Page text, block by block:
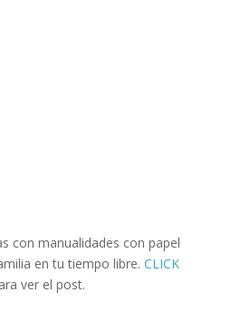
con manualidades con papel
en tu tiempo libre. CLICK
ver el post.